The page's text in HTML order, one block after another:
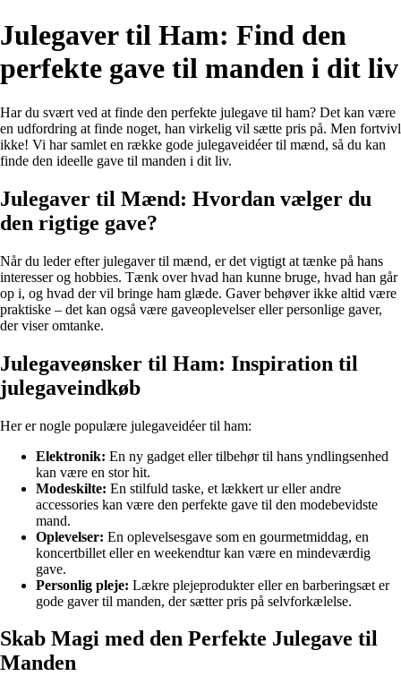
Julegaver til Ham: Find den
perfekte gave til manden i dit liv
Har du svært ved at finde den perfekte julegave til ham? Det kan være
en udfordring at finde noget, han virkelig vil sætte pris på. Men fortvivl
ikke! Vi har samlet en række gode julegaveidéer til mænd, så du kan
finde den ideelle gave til manden i dit liv.
Julegaver til Mænd: Hvordan vælger du
den rigtige gave?
Når du leder efter julegaver til mænd, er det vigtigt at tænke på hans
interesser og hobbies. Tænk over hvad han kunne bruge, hvad han går
op i, og hvad der vil bringe ham glæde. Gaver behøver ikke altid være
praktiske – det kan også være gaveoplevelser eller personlige gaver,
der viser omtanke.
Julegaveønsker til Ham: Inspiration til
julegaveindkøb
Her er nogle populære julegaveidéer til ham:
Elektronik: En ny gadget eller tilbehør til hans yndlingsenhed
kan være en stor hit.
Modeskilte: En stilfuld taske, et lækkert ur eller andre
accessories kan være den perfekte gave til den modebevidste
mand.
Oplevelser: En oplevelsesgave som en gourmetmiddag, en
koncertbillet eller en weekendtur kan være en mindeværdig
gave.
Personlig pleje: Lækre plejeprodukter eller en barberingsæt er
gode gaver til manden, der sætter pris på selvforkælelse.
Skab Magi med den Perfekte Julegave til
Manden